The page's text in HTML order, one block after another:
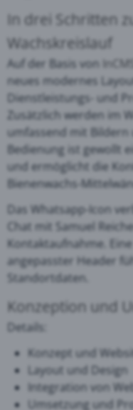
In drei Schritten
Wachskreislauf
Auf der Basis von InCMS
neues modernes
Dienstleistungs- und
Zusätzlich werden im
umfassend mit Bildern
Bedienung ist gewollt
und ermöglicht die
Bienenwachs-
Das Whatsapp-Icon
Chat mit Samuel
Kontaktaufnahme.
angepasster Header
Standortdaten.
Konzeption und
Details:
Konzept und
Layout und Design
Integration von
Umsetzung und